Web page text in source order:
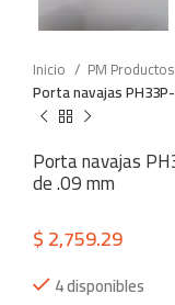
Inicio PM Productos
Porta navajas
Porta navajas
de .09 mm
$2,759.29
4 disponibles